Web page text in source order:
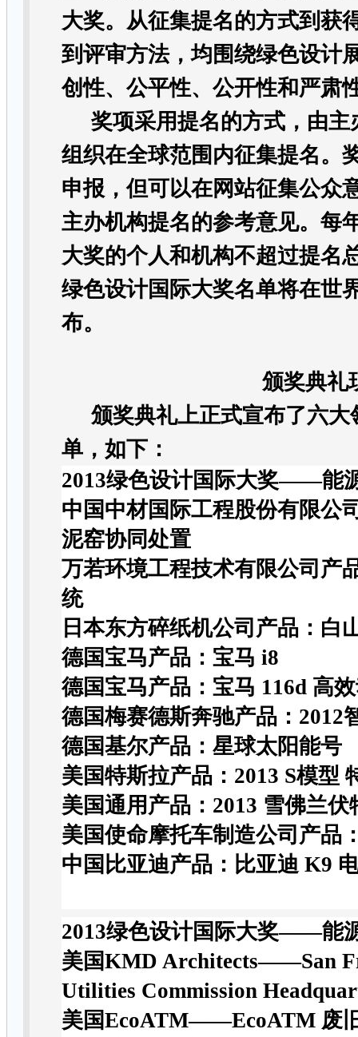
大奖。从征集提名的方式到获
到评审方法，均围绕绿色设计
创性、公平性、公开性和严肃
奖项采用提名的方式，由
组织在全球范围内征集提名。
申报，但可以在网站征集公众
主办机构提名的参考意见。每
大奖的个人和机构不超过提名
绿色设计国际大奖名单将在世
布。
颁奖典礼
颁奖典礼上正式宣布了六
单，如下：
2013绿色设计国际大奖——能
中国中材国际工程股份有限公
泥窑协同处置
万若环境工程技术有限公司产
统
日本东方碎纸机公司产品：白
德国宝马产品：宝马 i8
德国宝马产品：宝马 116d 高
德国梅赛德斯奔驰产品： 2012
德国基尔产品：星球太阳能号
美国特斯拉产品： 2013 S模型
美国通用产品： 2013 雪佛兰伏
美国使命摩托车制造公司产品
中国比亚迪产品：比亚迪K9
2013绿色设计国际大奖——能
美国KMD Architects——San
Utilities Commission
美国EcoATM——EcoATM 废